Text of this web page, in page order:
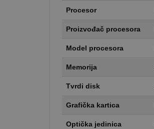
Procesor
Proizvođač procesora
Model procesora
Memorija
Tvrdi disk
Grafička kartica
Optička jedinica